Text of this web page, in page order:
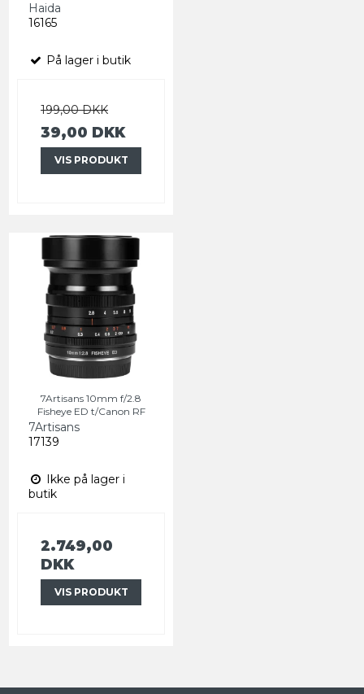
Haida
16165
På lager i butik
199,00 DKK
39,00 DKK
VIS PRODUKT
7Artisans 10mm f/2.8
Fisheye ED t/Canon RF
7Artisans
17139
Ikke på lager i
butik
2.749,00
DKK
VIS PRODUKT